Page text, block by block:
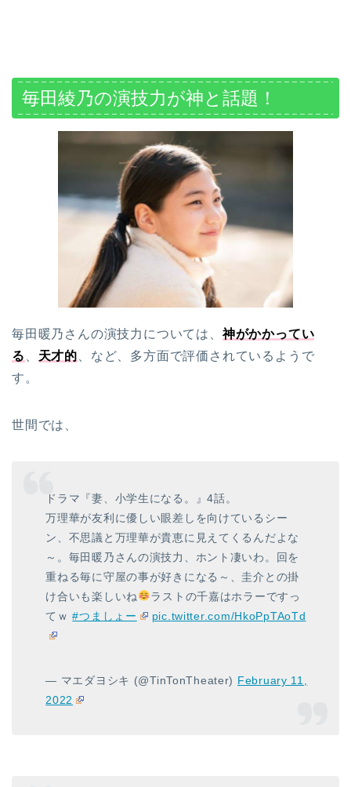
毎田綾乃の演技力が神と話題！
毎田暖乃さんの演技力については、神がかかってい
る
天才的 、など、多方面で評価されているようで
す。
世間では、
ドラマ『妻、小学生になる。』4話。
万理華が友利に優しい眼差しを向けているシー
ン、不思議と万理華が貴恵に見えてくるんだよな
～。毎田暖乃さんの演技力、ホント凄いわ。回を
重ねる毎に守屋の事が好きになる～、圭介との掛
け合いも楽しいね
ラストの千嘉はホラーですっ
てｗ#つましょー pic.twitter.com/HkoPpTAoTd
— マエダヨシキ (@TinTonTheater) February 11,
2022